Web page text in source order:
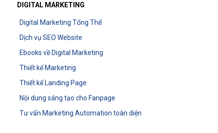
DIGITAL MARKETING
Digital Marketing Tổng Thể
Dịch vụ SEO Website
Ebooks về Digital Marketing
Thiết kế Marketing
Thiết kế Landing Page
Nội dung sáng tạo cho Fanpage
Tư vấn Marketing Automation toàn diện